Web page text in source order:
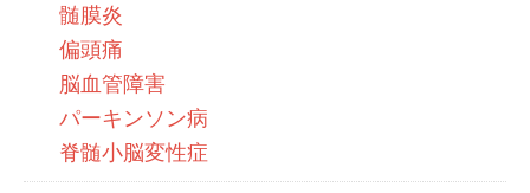
髄膜炎
偏頭痛
脳血管障害
パーキンソン病
脊髄小脳変性症